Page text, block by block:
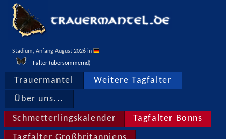
Stadium, Anfang August 2026 in
Falter (übersommernd)
Trauermantel Weitere Tagfalter
Über uns...
Schmetterlingskalender Tagfalter Bonns